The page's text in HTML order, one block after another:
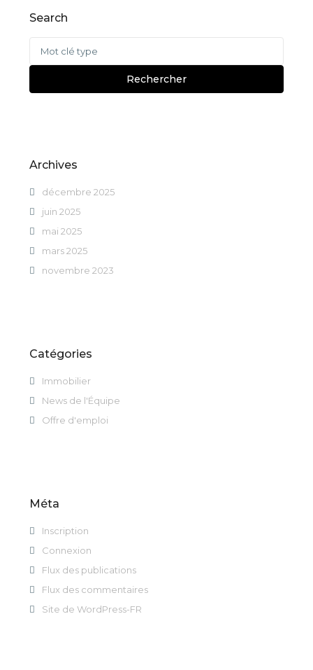
Search
Rechercher
Archives
décembre 2025
juin 2025
mai 2025
mars 2025
novembre 2023
Catégories
Immobilier
News de l'Équipe
Offre d'emploi
Méta
Inscription
Connexion
Flux des publications
Flux des commentaires
Site de WordPress-FR